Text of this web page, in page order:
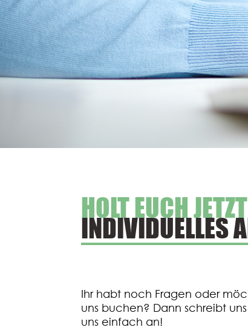
HOLT EUCH
INDIVIDUELLES
Ihr habt noch Fragen oder
uns buchen? Dann schreibt
uns einfach an!